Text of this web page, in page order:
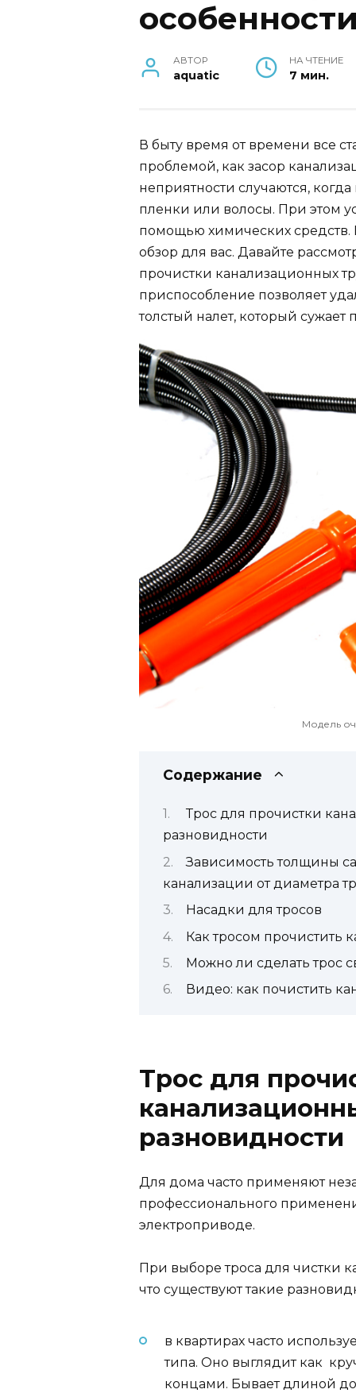
АВТОР
aquatic
НА ЧТЕНИЕ
7 мин.
В быту время от времени все
проблемой, как засор
неприятности случаются,
пленки или волосы. При этом
помощью химических средств.
обзор для вас. Давайте
прочистки канализационных
приспособление позволяет
толстый налет, который сужает
Модель
Содержание
Трос для прочистки
разновидности
Зависимость толщины
канализации от диаметра
Насадки для тросов
Как тросом прочистить
Можно ли сделать трос
Видео: как почистить
Трос для
разновидности
Для дома часто применяют
профессионального
электроприводе.
При выборе троса для чистки
что существуют такие
в квартирах часто
типа. Оно выглядит как
концами. Бывает длиной